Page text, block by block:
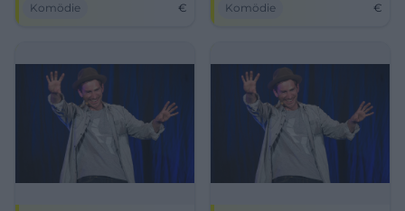
Garmisch-Partenkirchen am
Komödie €
2026.
Komödie €